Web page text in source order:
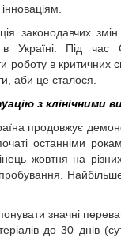
змін
Україні. Під
в критичних
аби це сталося.
з клінічними
продовжує
останніми
жовтня на
знач­ні
до 30 днів